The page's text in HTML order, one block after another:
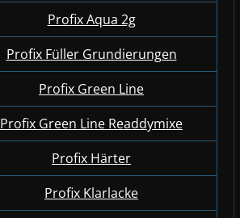
Profix Aqua 2g
Profix Füller Grundierungen
Profix Green Line
Profix Green Line Readdymixe
Profix Härter
Profix Klarlacke